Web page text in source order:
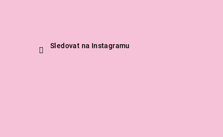
Sledovat na Instagramu